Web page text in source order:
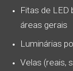
Fitas de LED
áreas gerais
Luminárias
Velas (reais,